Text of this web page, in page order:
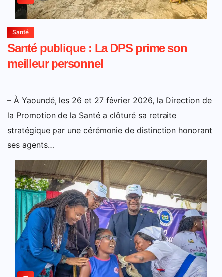
Santé
Santé publique : La DPS prime son
meilleur personnel
– À Yaoundé, les 26 et 27 février 2026, la Direction de
la Promotion de la Santé a clôturé sa retraite
stratégique par une cérémonie de distinction honorant
ses agents…